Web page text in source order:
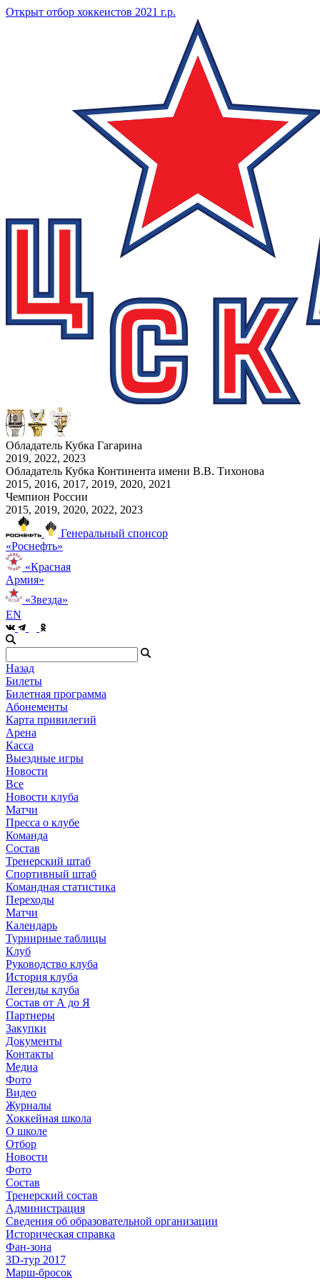
Открыт отбор хоккеистов 2021 г.р.
Обладатель Кубка Гагарина
2019, 2022, 2023
Обладатель Кубка Континента имени В.В. Тихонова
2015, 2016, 2017, 2019, 2020, 2021
Чемпион России
2015, 2019, 2020, 2022, 2023
Генеральный спонсор
«Роснефть»
«Красная
Армия»
«Звезда»
EN
Назад
Билеты
Билетная программа
Абонементы
Карта привилегий
Арена
Касса
Выездные игры
Новости
Все
Новости клуба
Матчи
Пресса о клубе
Команда
Состав
Тренерский штаб
Спортивный штаб
Командная статистика
Переходы
Матчи
Календарь
Турнирные таблицы
Клуб
Руководство клуба
История клуба
Легенды клуба
Состав от А до Я
Партнеры
Закупки
Документы
Контакты
Медиа
Фото
Видео
Журналы
Хоккейная школа
О школе
Отбор
Новости
Фото
Состав
Тренерский состав
Администрация
Сведения об образовательной организации
Историческая справка
Фан-зона
3D-тур 2017
Марш-бросок